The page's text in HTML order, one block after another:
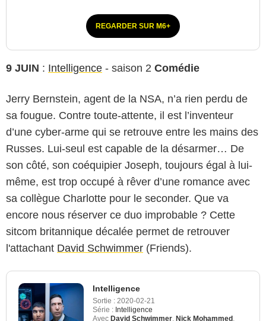
REGARDER SUR M6+
9 JUIN : Intelligence - saison 2 Comédie
Jerry Bernstein, agent de la NSA, n’a rien perdu de
sa fougue. Contre toute-attente, il est l’inventeur
d’une cyber-arme qui se retrouve entre les mains des
Russes. Lui-seul est capable de la désarmer… De
son côté, son coéquipier Joseph, toujours égal à lui-
même, est trop occupé à rêver d’une romance avec
sa collègue Charlotte pour le seconder. Que va
encore nous réserver ce duo improbable ? Cette
sitcom britannique décalée permet de retrouver
l'attachant David Schwimmer (Friends).
Intelligence
Sortie : 2020-02-21
Série : Intelligence
Avec David Schwimmer Nick Mohammed